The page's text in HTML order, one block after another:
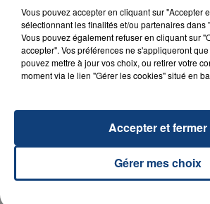
d'un liquide inflammable.
20 juillet 2026
UNE ADOLESCENTE DEVANT
OPÉRER DE LA CHEVILLE
La famille a porté plainte contre la
Vous pouvez accepter en cliquant sur "Accepter
sélectionnant les finalités et/ou partenaires dans
Vous pouvez également refuser en cliquant sur
accepter". Vos préférences ne s'appliqueront
pouvez mettre à jour vos choix, ou retirer votre
moment via le lien "Gérer les cookies" situé en
Gérer mes choix
Accepter et fermer